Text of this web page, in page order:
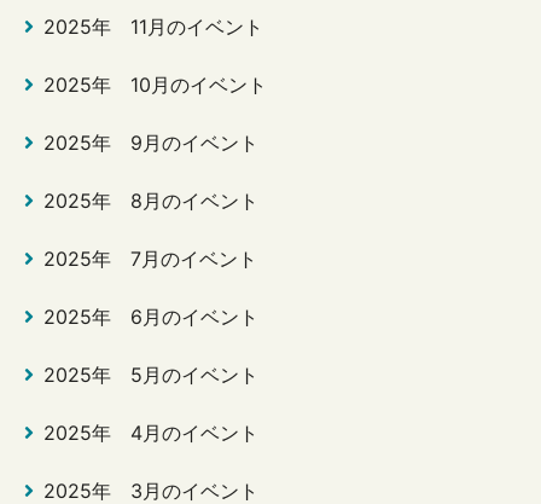
2025年 11月のイベント
2025年 10月のイベント
2025年 9月のイベント
2025年 8月のイベント
2025年 7月のイベント
2025年 6月のイベント
2025年 5月のイベント
2025年 4月のイベント
2025年 3月のイベント